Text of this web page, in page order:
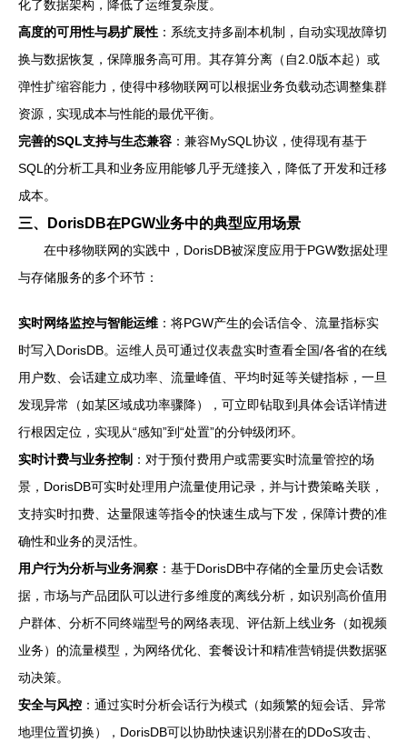
化了数据架构，降低了运维复杂度。
高度的可用性与易扩展性 ：系统支持多副本机制，自动实现故障切
换与数据恢复，保障服务高可用。其存算分离（自2.0版本起）或
弹性扩缩容能力，使得中移物联网可以根据业务负载动态调整集群
资源，实现成本与性能的最优平衡。
完善的SQL支持与生态兼容 ：兼容MySQL协议，使得现有基于
SQL的分析工具和业务应用能够几乎无缝接入，降低了开发和迁移
成本。
三、DorisDB在PGW业务中的典型应用场景
在中移物联网的实践中，DorisDB被深度应用于PGW数据处理
与存储服务的多个环节：
实时网络监控与智能运维 ：将PGW产生的会话信令、流量指标实
时写入DorisDB。运维人员可通过仪表盘实时查看全国/各省的在线
用户数、会话建立成功率、流量峰值、平均时延等关键指标，一旦
发现异常（如某区域成功率骤降），可立即钻取到具体会话详情进
行根因定位，实现从“感知”到“处置”的分钟级闭环。
实时计费与业务控制 ：对于预付费用户或需要实时流量管控的场
景，DorisDB可实时处理用户流量使用记录，并与计费策略关联，
支持实时扣费、达量限速等指令的快速生成与下发，保障计费的准
确性和业务的灵活性。
用户行为分析与业务洞察 ：基于DorisDB中存储的全量历史会话数
据，市场与产品团队可以进行多维度的离线分析，如识别高价值用
户群体、分析不同终端型号的网络表现、评估新上线业务（如视频
业务）的流量模型，为网络优化、套餐设计和精准营销提供数据驱
动决策。
安全与风控 ：通过实时分析会话行为模式（如频繁的短会话、异常
地理位置切换），DorisDB可以协助快速识别潜在的DDoS攻击、